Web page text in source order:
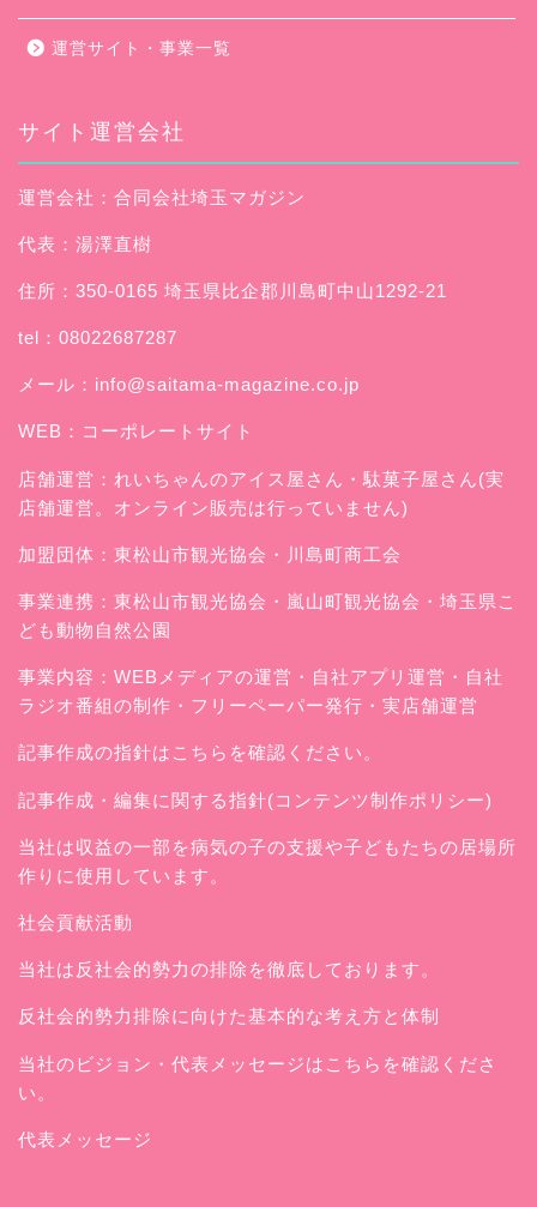
運営サイト・事業一覧
サイト運営会社
運営会社：合同会社埼玉マガジン
代表：湯澤直樹
住所：350-0165 埼玉県比企郡川島町中山1292-21
tel：08022687287
メール： info@saitama-magazine.co.jp
WEB： コーポレートサイト
店舗運営： れいちゃんのアイス屋さん ・駄菓子屋さん(実
店舗運営。オンライン販売は行っていません)
加盟団体：東松山市観光協会・川島町商工会
事業連携：東松山市観光協会・嵐山町観光協会・埼玉県こ
ども動物自然公園
事業内容：WEBメディアの運営・自社アプリ運営・自社
ラジオ番組の制作・フリーペーパー発行・実店舗運営
記事作成の指針はこちらを確認ください。
記事作成・編集に関する指針(コンテンツ制作ポリシー)
当社は収益の一部を病気の子の支援や子どもたちの居場所
作りに使用しています。
社会貢献活動
当社は反社会的勢力の排除を徹底しております。
反社会的勢力排除に向けた基本的な考え方と体制
当社のビジョン・代表メッセージはこちらを確認くださ
い。
代表メッセージ